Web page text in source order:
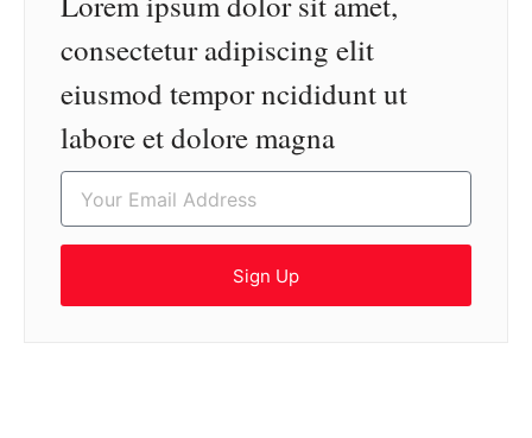
consectetur adipiscing elit
eiusmod tempor ncididunt ut
labore et dolore magna
Sign Up